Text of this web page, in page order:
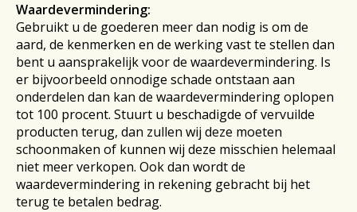
Waardevermindering:
Gebruikt u de goederen meer dan nodig is om de
aard, de kenmerken en de werking vast te stellen dan
bent u aansprakelijk voor de waardevermindering. Is
er bijvoorbeeld onnodige schade ontstaan aan
onderdelen dan kan de waardevermindering oplopen
tot 100 procent. Stuurt u beschadigde of vervuilde
producten terug, dan zullen wij deze moeten
schoonmaken of kunnen wij deze misschien helemaal
niet meer verkopen. Ook dan wordt de
waardevermindering in rekening gebracht bij het
terug te betalen bedrag.